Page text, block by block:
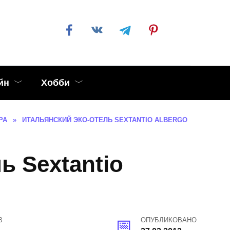
Хобби
»
ИТАЛЬЯНСКИЙ ЭКО-ОТЕЛЬ SEXTANTIO ALBERGO
Sextantio
ОПУБЛИКОВАНО